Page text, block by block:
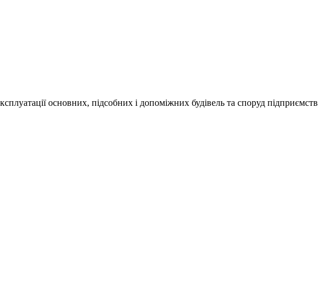
основних, підсобних і допоміжних будівель та споруд підприємств